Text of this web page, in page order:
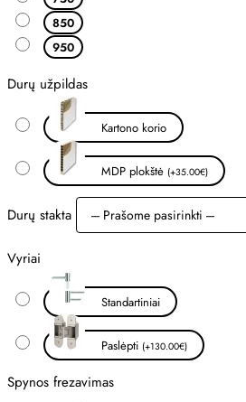
850
950
Durų užpildas
Kartono korio
MDP plokštė (+35.00€)
Durų stakta
Vyriai
Standartiniai
Paslėpti (+130.00€)
Spynos frezavimas